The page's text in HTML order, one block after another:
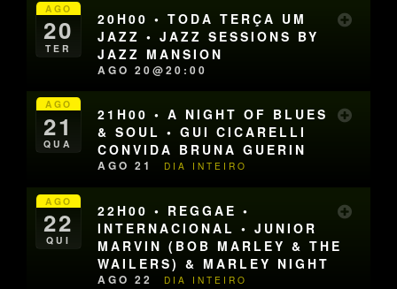
AGO
20
TER
20H00 • TODA TERÇA UM
JAZZ • JAZZ SESSIONS BY
JAZZ MANSION
AGO 20@20:00
AGO
21
QUA
21H00 • A NIGHT OF BLUES
& SOUL • GUI CICARELLI
CONVIDA BRUNA GUERIN
AGO 21 DIA INTEIRO
AGO
22
QUI
22H00 • REGGAE •
INTERNACIONAL • JUNIOR
MARVIN (BOB MARLEY & THE
WAILERS) & MARLEY NIGHT
AGO 22 DIA INTEIRO